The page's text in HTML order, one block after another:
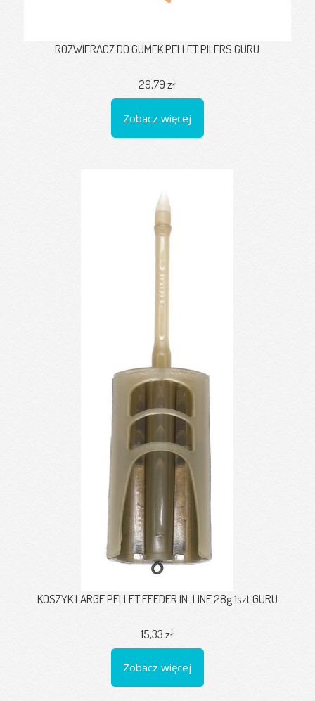
ROZWIERACZ DO GUMEK PELLET PILERS GURU
29,79 zł
Zobacz więcej
KOSZYK LARGE PELLET FEEDER IN-LINE 28g 1szt GURU
15,33 zł
Zobacz więcej